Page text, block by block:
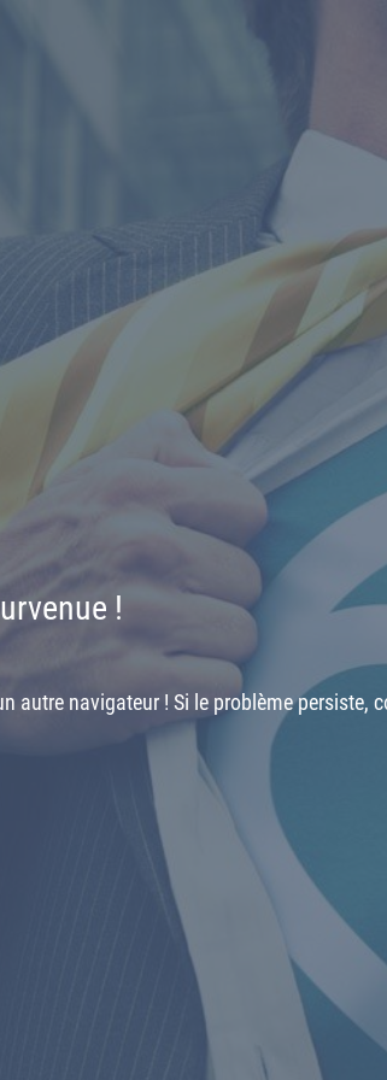
!
autre navigateur ! Si le problème persiste,